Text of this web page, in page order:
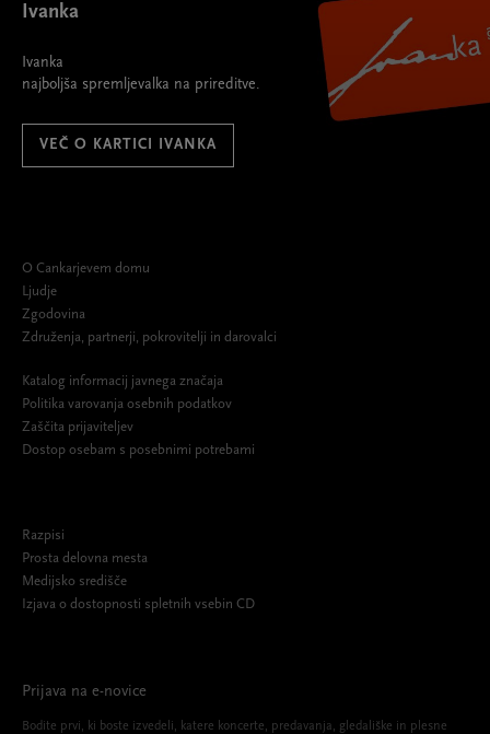
Ivanka
Ivanka
najboljša spremljevalka na prireditve.
VEČ O KARTICI IVANKA
O Cankarjevem domu
Ljudje
Zgodovina
Združenja, partnerji, pokrovitelji in darovalci
Katalog informacij javnega značaja
Politika varovanja osebnih podatkov
Zaščita prijaviteljev
Dostop osebam s posebnimi potrebami
Razpisi
Prosta delovna mesta
Medijsko središče
Izjava o dostopnosti spletnih vsebin CD
Prijava na e-novice
Bodite prvi, ki boste izvedeli, katere koncerte, predavanja, gledališke in plesne